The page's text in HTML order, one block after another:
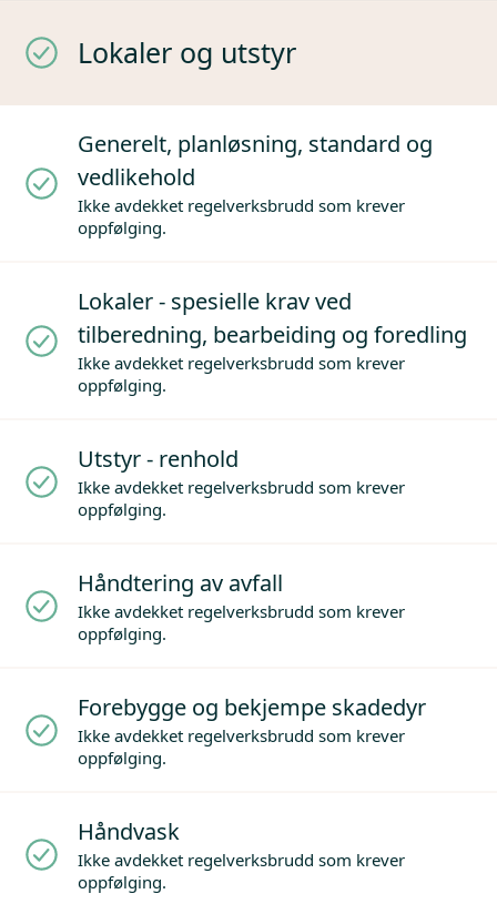
Lokaler og utstyr
Generelt, planløsning, standard og
vedlikehold
Ikke avdekket regelverksbrudd som krever
oppfølging.
Lokaler - spesielle krav ved
tilberedning, bearbeiding og foredling
Ikke avdekket regelverksbrudd som krever
oppfølging.
Utstyr - renhold
Ikke avdekket regelverksbrudd som krever
oppfølging.
Håndtering av avfall
Ikke avdekket regelverksbrudd som krever
oppfølging.
Forebygge og bekjempe skadedyr
Ikke avdekket regelverksbrudd som krever
oppfølging.
Håndvask
Ikke avdekket regelverksbrudd som krever
oppfølging.